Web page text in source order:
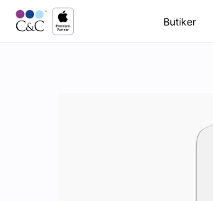
Butiker